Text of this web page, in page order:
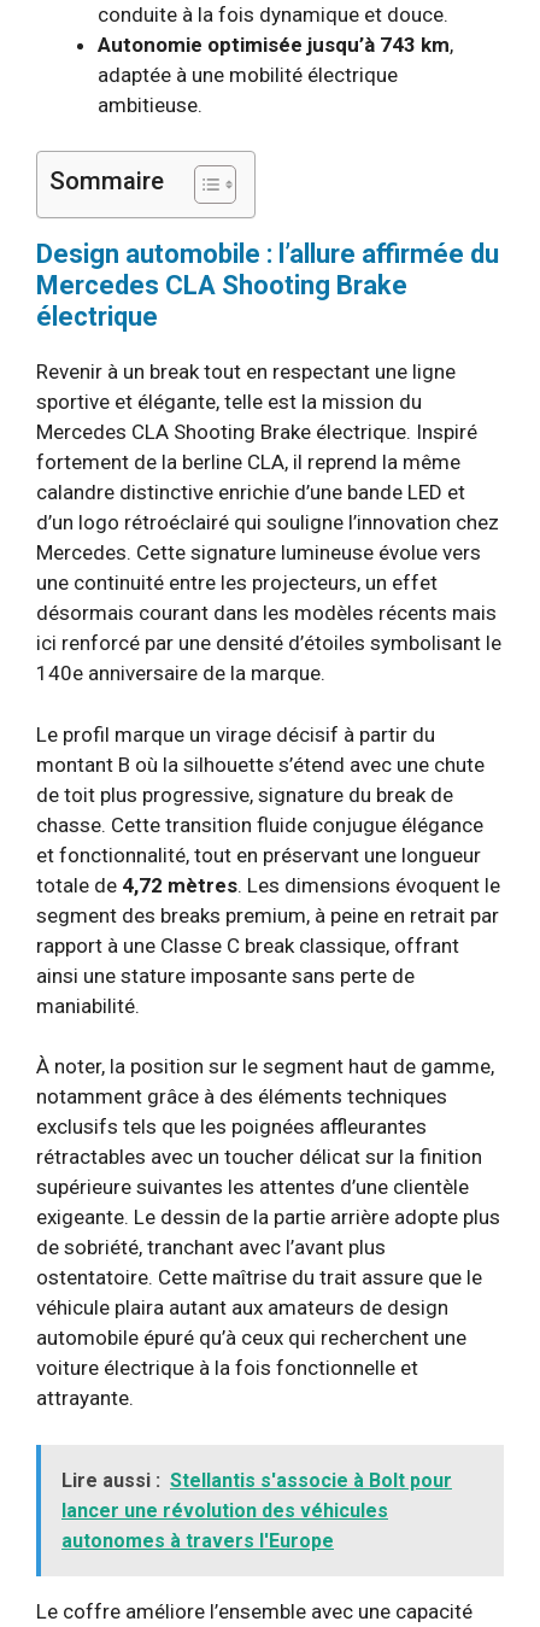
conduite à la fois dynamique et douce.
Autonomie optimisée jusqu’à 743 km,
adaptée à une mobilité électrique
ambitieuse.
Sommaire
Design automobile : l’allure affirmée du
Mercedes CLA Shooting Brake
électrique
Revenir à un break tout en respectant une ligne
sportive et élégante, telle est la mission du
Mercedes CLA Shooting Brake électrique. Inspiré
fortement de la berline CLA, il reprend la même
calandre distinctive enrichie d’une bande LED et
d’un logo rétroéclairé qui souligne l’innovation chez
Mercedes. Cette signature lumineuse évolue vers
une continuité entre les projecteurs, un effet
désormais courant dans les modèles récents mais
ici renforcé par une densité d’étoiles symbolisant le
140e anniversaire de la marque.
Le profil marque un virage décisif à partir du
montant B où la silhouette s’étend avec une chute
de toit plus progressive, signature du break de
chasse. Cette transition fluide conjugue élégance
et fonctionnalité, tout en préservant une longueur
totale de 4,72 mètres. Les dimensions évoquent le
segment des breaks premium, à peine en retrait par
rapport à une Classe C break classique, offrant
ainsi une stature imposante sans perte de
maniabilité.
À noter, la position sur le segment haut de gamme,
notamment grâce à des éléments techniques
exclusifs tels que les poignées affleurantes
rétractables avec un toucher délicat sur la finition
supérieure suivantes les attentes d’une clientèle
exigeante. Le dessin de la partie arrière adopte plus
de sobriété, tranchant avec l’avant plus
ostentatoire. Cette maîtrise du trait assure que le
véhicule plaira autant aux amateurs de design
automobile épuré qu’à ceux qui recherchent une
voiture électrique à la fois fonctionnelle et
attrayante.
Lire aussi : Stellantis s'associe à Bolt pour
lancer une révolution des véhicules
autonomes à travers l'Europe
Le coffre améliore l’ensemble avec une capacité